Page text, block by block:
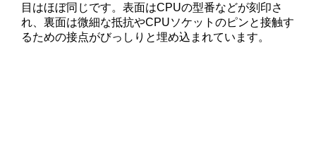
目はほぼ同じです。表面はCPUの型番などが刻印さ
れ、裏面は微細な抵抗やCPUソケットのピンと接触す
るための接点がびっしりと埋め込まれています。